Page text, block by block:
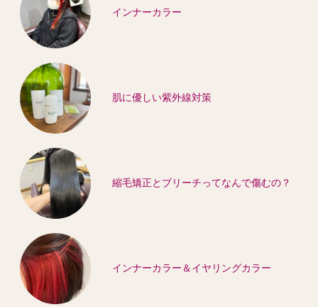
インナーカラー
肌に優しい紫外線対策
縮毛矯正とブリーチってなんで傷むの？
インナーカラー＆イヤリングカラー